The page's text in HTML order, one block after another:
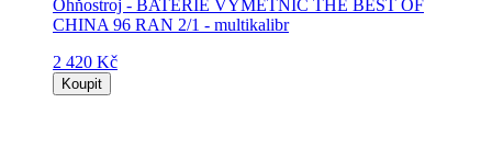
Ohňostroj - BATERIE VÝMETNIC THE BEST OF
CHINA 96 RAN 2/1 - multikalibr
2 420 Kč
Koupit